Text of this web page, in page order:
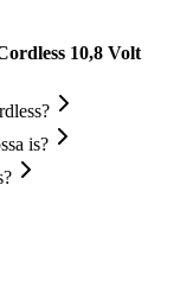
10,8 Volt
is?